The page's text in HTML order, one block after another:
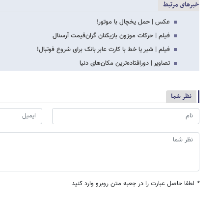
خبرهای مرتبط
عکس | حمل یخچال با موتور!
فیلم | حرکات موزون بازیکنان گران‌قیمت آرسنال
فیلم | شیر یا خط با کارت عابر بانک برای شروع فوتبال!
تصاویر | دورافتاده‌ترین مکان‌های دنیا
نظر شما
* لطفا حاصل عبارت را در جعبه متن روبرو وارد کنید